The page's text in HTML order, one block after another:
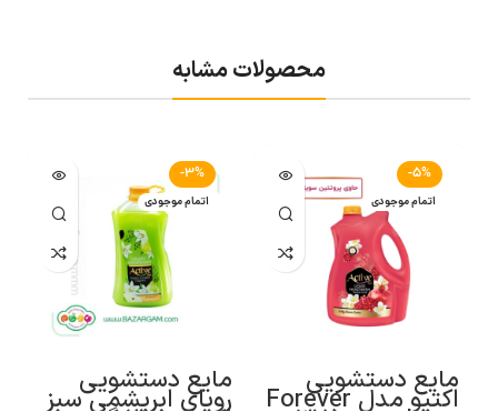
محصولات مشابه
-5%
اتمام موجودی
مایع دستشویی
اکتیو مدل Forever
-3%
اتمام موجودی
مایع دستشویی
رویای ابریشمی سبز